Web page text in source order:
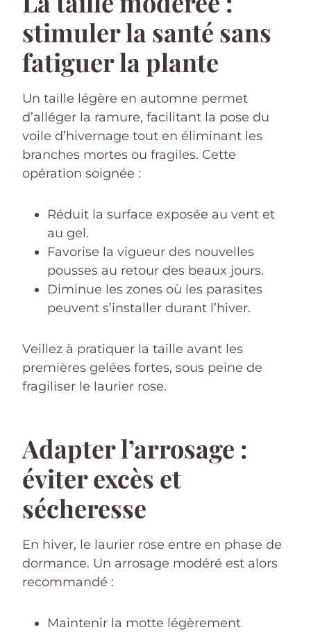
stimuler la santé sans
fatiguer la plante
Un taille légère en automne permet
d’alléger la ramure, facilitant la pose du
voile d’hivernage tout en éliminant les
branches mortes ou fragiles. Cette
opération soignée :
Réduit la surface exposée au vent et
au gel.
Favorise la vigueur des nouvelles
pousses au retour des beaux jours.
Diminue les zones où les parasites
peuvent s’installer durant l’hiver.
Veillez à pratiquer la taille avant les
premières gelées fortes, sous peine de
fragiliser le laurier rose.
Adapter l’arrosage :
éviter excès et
sécheresse
En hiver, le laurier rose entre en phase de
dormance. Un arrosage modéré est alors
recommandé :
Maintenir la motte légèrement